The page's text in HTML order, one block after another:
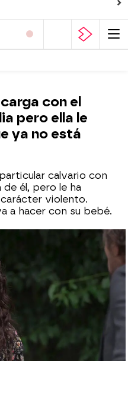
con el
pero ella le
ya no está
calvario con
de él, pero le ha
violento.
a hacer con su bebé.
22:00